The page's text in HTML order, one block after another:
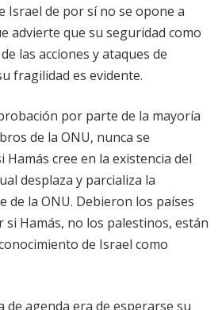
Israel de por sí no se opone a
advierte que su seguridad como
las acciones y ataques de
fragilidad es evidente.
por parte de la mayoría
de la ONU, nunca se
cree en la existencia del
desplaza y parcializa la
de la ONU. Debieron los países
Hamás, no los palestinos, están
de Israel como
de agenda era de esperarse su